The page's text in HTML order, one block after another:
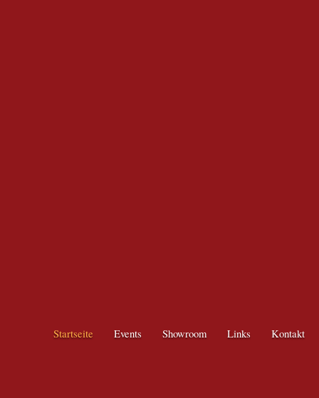
Navigation
überspringen
Startseite Events Showroom Links Kontakt